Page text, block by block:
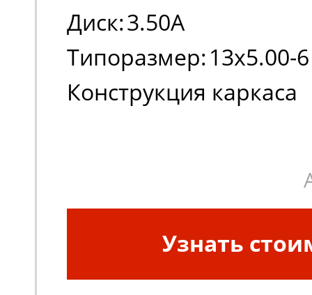
Диск:3.50A
Типоразмер: 13x5.00-6
Конструкция каркаса
Узнать